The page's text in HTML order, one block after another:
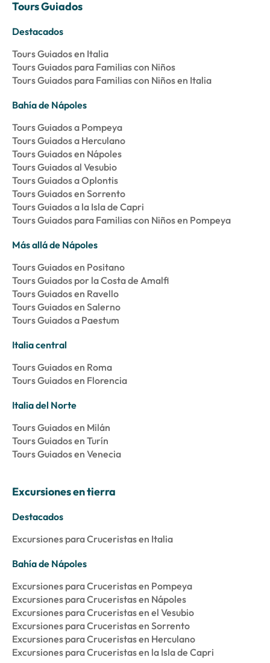
Tours Guiados
Destacados
Tours Guiados en Italia
Tours Guiados para Familias con Niños
Tours Guiados para Familias con Niños en Italia
Bahía de Nápoles
Tours Guiados a Pompeya
Tours Guiados a Herculano
Tours Guiados en Nápoles
Tours Guiados al Vesubio
Tours Guiados a Oplontis
Tours Guiados en Sorrento
Tours Guiados a la Isla de Capri
Tours Guiados para Familias con Niños en Pompeya
Más allá de Nápoles
Tours Guiados en Positano
Tours Guiados por la Costa de Amalfi
Tours Guiados en Ravello
Tours Guiados en Salerno
Tours Guiados a Paestum
Italia central
Tours Guiados en Roma
Tours Guiados en Florencia
Italia del Norte
Tours Guiados en Milán
Tours Guiados en Turín
Tours Guiados en Venecia
Excursiones en tierra
Destacados
Excursiones para Cruceristas en Italia
Bahía de Nápoles
Excursiones para Cruceristas en Pompeya
Excursiones para Cruceristas en Nápoles
Excursiones para Cruceristas en el Vesubio
Excursiones para Cruceristas en Sorrento
Excursiones para Cruceristas en Herculano
Excursiones para Cruceristas en la Isla de Capri